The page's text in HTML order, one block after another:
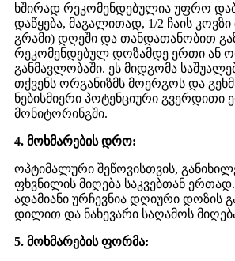
ხშირად რეკომენდებულია უფრო
დაწყება, მაგალითად, 1/2 ჩაის
გრამი) დღეში და თანდათანობით
რეკომენდებულ დოზამდე ერთი ან
განმავლობაში. ეს მიდგომა
თქვენს ორგანიზმს მოერგოს და
ნებისმიერი პოტენციური გვერდითი
მონიტორინგში.
4. მოხმარების დრო:
ოპტიმალური შეწოვისთვის,
ფხვნილის მიღება საკვებთან
ადამიანი ურჩევნია დღიური დოზის
დილით და ნახევარი საღამოს
5. მოხმარების ფორმა: